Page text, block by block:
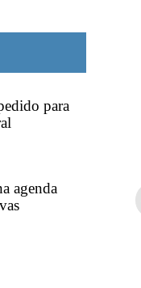
para
agenda